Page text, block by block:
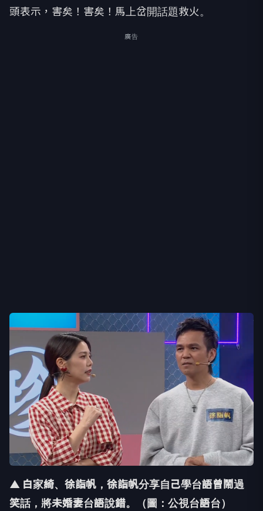
頭表示，害矣！害矣！ 馬上岔開話題救火。
廣告
▲ 白家綺、徐詣帆，徐詣帆分享自己學台語曾鬧過
笑話，將未婚妻台語說錯。（圖：公視台語台）